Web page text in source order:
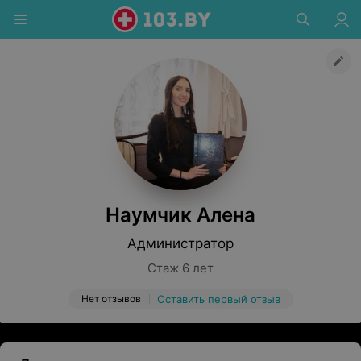
Наумчик Алена
Администратор
Стаж 6 лет
Нет отзывов Оставить первый отзыв